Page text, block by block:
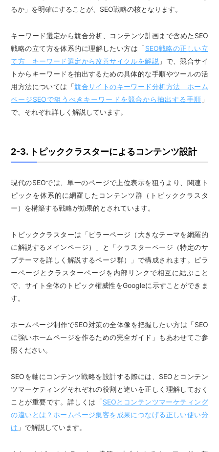
るか」を明確にすることが、SEO戦略の核となります。
キーワード選定から競合分析、コンテンツ計画まで含めたSEO
戦略の立て方を体系的に理解したい方は「SEO戦略の正しい立
て方 キーワード選定から改善サイクルを解説 」で、競合サイ
トからキーワードを抽出するための具体的な手順やツールの活
用方法については「競合サイトのキーワード分析方法 ホーム
ページSEOで狙うべきキーワードを競合から抽出する手順 」
で、それぞれ詳しく解説しています。
2-3. トピッククラスターによるコンテンツ設計
現代のSEOでは、単一のページで上位表示を狙うより、関連ト
ピックを体系的に網羅したコンテンツ群（トピッククラスタ
ー）を構築する戦略が効果的とされています。
トピッククラスターは「ピラーページ（大きなテーマを網羅的
に解説するメインページ）」と「クラスターページ（特定のサ
ブテーマを詳しく解説するページ群）」で構成されます。ピラ
ーページとクラスターページを内部リンクで相互に結ぶこと
で、サイト全体のトピック権威性をGoogleに示すことができま
す。
ホームページ制作でSEO対策の全体像を把握したい方は「SEO
に強いホームページを作るための完全ガイド」もあわせてご参
照ください。
SEOを軸にコンテンツ戦略を設計する際には、SEOとコンテン
ツマーケティングそれぞれの役割と違いを正しく理解しておく
ことが重要です。詳しくは「SEOとコンテンツマーケティング
の違いとは？ホームページ集客を成果につなげる正しい使い分
け 」で解説しています。